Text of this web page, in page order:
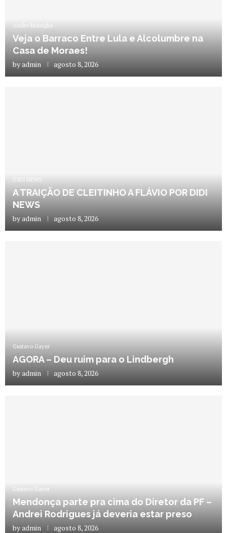
Andre Marsiglia
Veja o Barraco Entre Lula e Alcolumbre na
Casa de Moraes!
byadmin agosto 8, 2026
DIDI NEWS
A TRAIÇÃO DE CLEITINHO A FLÁVIO POR DIDI
NEWS
byadmin agosto 8, 2026
Gustavo Gayer
AGORA – Deu ruim para o Lindbergh
byadmin agosto 8, 2026
Gustavo Gayer
Mendonça parte pra cima do Diretor da PF –
Andrei Rodrigues já deveria estar preso
byadmin agosto 8, 2026